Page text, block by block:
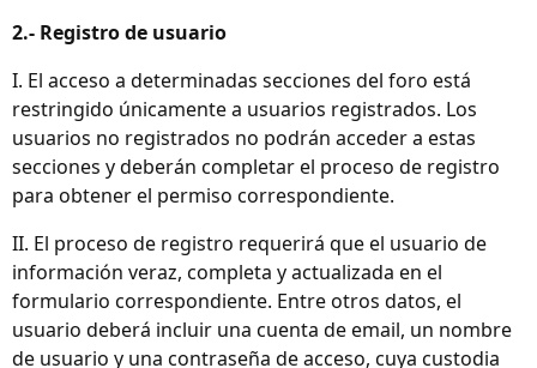
2.- Registro de usuario
I. El acceso a determinadas secciones del foro está
restringido únicamente a usuarios registrados. Los
usuarios no registrados no podrán acceder a estas
secciones y deberán completar el proceso de registro
para obtener el permiso correspondiente.
II. El proceso de registro requerirá que el usuario de
información veraz, completa y actualizada en el
formulario correspondiente. Entre otros datos, el
usuario deberá incluir una cuenta de email, un nombre
de usuario y una contraseña de acceso, cuya custodia